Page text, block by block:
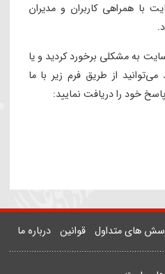
رتبه‌های برتر انتخاب شوند.
و خطایابی می‌باشد.
کاربران و مدیران
مشکلی برخورد کردید و یا
از طریق فرم زیر با ما